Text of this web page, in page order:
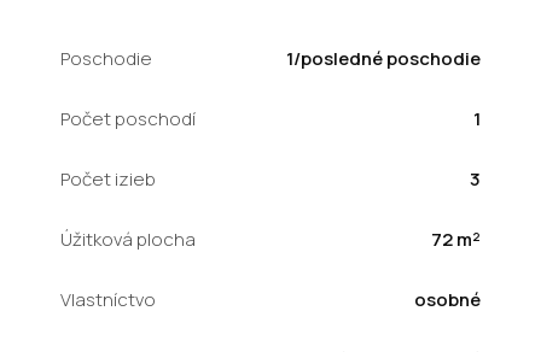
Poschodie 1/posledné poschodie
Počet poschodí 1
Počet izieb 3
Úžitková plocha 72 m²
Vlastníctvo osobné